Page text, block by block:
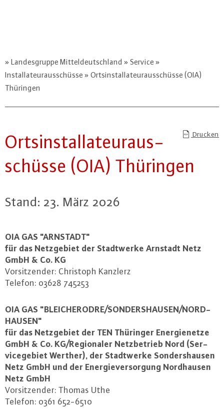
Landesgruppe Mitteldeutschland
Service
Installateurausschüsse
Ortsinstallateurausschüsse (OIA)
Thüringen
Drucken
Orts­in­stal­la­teur­aus­
schüs­se (OIA) Thüringen
Stand: 23. März 2026
OIA GAS "ARNSTADT"
für das Netz­ge­biet der Stadt­wer­ke Arnstadt Netz
GmbH & Co. KG
Vor­sit­zen­der: Christoph Kanzlerz
Telefon: 03628 745253
OIA GAS "BLEI­CHE­ROD­RE/SON­DERS­HAU­SEN/NORD­
HAU­SEN"
für das Netz­ge­biet der TEN Thüringer En­er­gie­net­ze
GmbH & Co. KG/Re­gio­na­ler Netz­be­trieb Nord (Ser­
vice­ge­biet Werther), der Stadt­wer­ke Son­ders­hau­sen
Netz GmbH und der En­er­gie­ver­sor­gung Nord­hau­sen
Netz GmbH
Vor­sit­zen­der: Thomas Uthe
Telefon: 0361 652-6510